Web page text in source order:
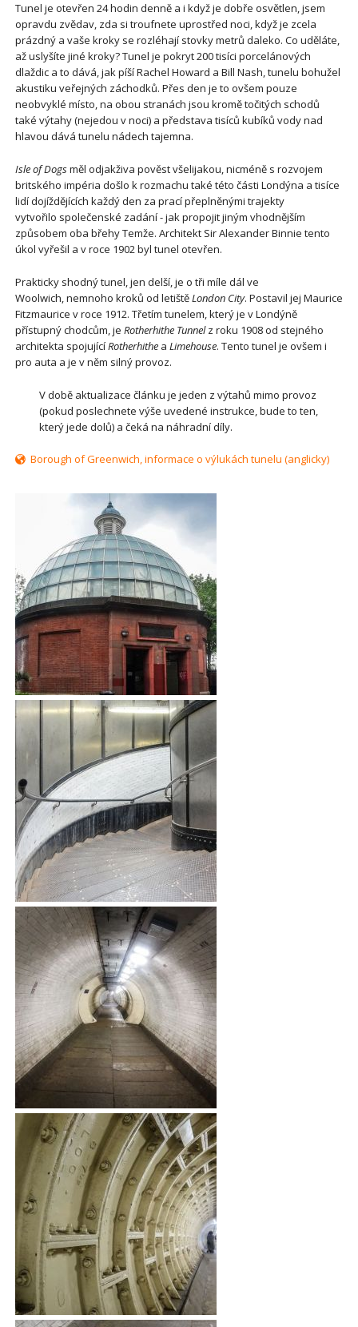
Tunel je otevřen 24 hodin denně a i když je dobře osvětlen, jsem
opravdu zvědav, zda si troufnete uprostřed noci, když je zcela
prázdný a vaše kroky se rozléhají stovky metrů daleko. Co uděláte,
až uslyšíte jiné kroky? Tunel je pokryt 200 tisíci porcelánových
dlaždic a to dává, jak píší Rachel Howard a Bill Nash, tunelu bohužel
akustiku veřejných záchodků. Přes den je to ovšem pouze
neobvyklé místo, na obou stranách jsou kromě točitých schodů
také výtahy (nejedou v noci) a představa tisíců kubíků vody nad
hlavou dává tunelu nádech tajemna.
Isle of Dogsměl odjakživa pověst všelijakou, nicméně s rozvojem
britského impéria došlo k rozmachu také této části Londýna a tisíce
lidí dojíždějících každý den za prací přeplněnými trajekty
vytvořilo společenské zadání - jak propojit jiným vhodnějším
způsobem oba břehy Temže. Architekt Sir Alexander Binnie tento
úkol vyřešil a v roce 1902 byl tunel otevřen.
Prakticky shodný tunel, jen delší, je o tři míle dál ve
Woolwich, nemnoho kroků od letištěLondon City. Postavil jej Maurice
Fitzmaurice v roce 1912. Třetím tunelem, který je v Londýně
přístupný chodcům, je Rotherhithe Tunnelz roku 1908 od stejného
architekta spojujícíRotherhithea Limehouse. Tento tunel je ovšem i
pro auta a je v něm silný provoz.
V době aktualizace článku je jeden z výtahů mimo provoz
(pokud poslechnete výše uvedené instrukce, bude to ten,
který jede dolů) a čeká na náhradní díly.
Borough of Greenwich, informace o výlukách tunelu (anglicky)